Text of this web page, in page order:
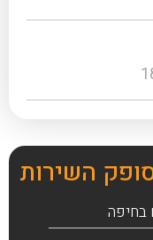
השירות
בחיפה